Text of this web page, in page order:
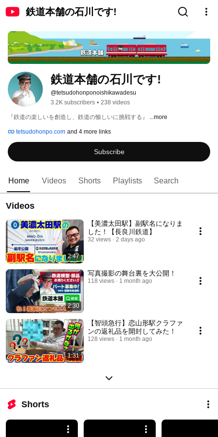
鉄道本舗の石川です!
鉄道本舗の石川です!
@tetsudohonponoishikawadesu
3.2K subscribers • 238 videos
『鉄道の楽しいを創造し、鉄道の愉しいに挑戦する』 ...more
tetsudohonpo.com and 4 more links
Subscribe
Home Videos Shorts Playlists Search
Videos
2:47
【美濃太田駅】副駅名になりま
した！【長良川鉄道】
32 views 2 days ago
2:30
写真撮影の舞台裏を大公開！
118 views 1 month ago
1:31
【智頭急行】恋山形駅クラファ
ンの返礼品を開封してみた！
128 views 1 month ago
Shorts